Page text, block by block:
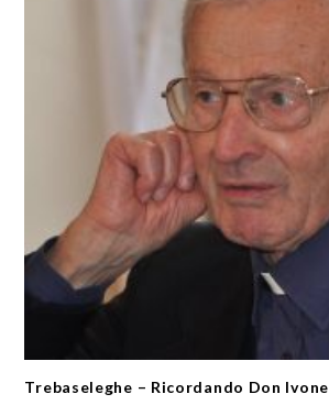
Trebaseleghe – Ricordando Don Ivone